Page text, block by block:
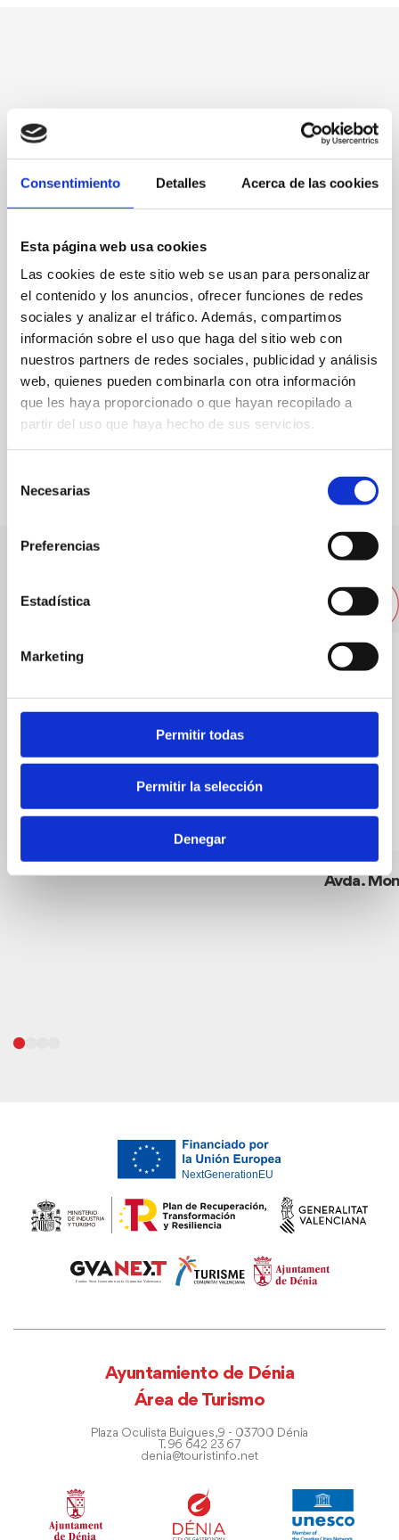
Consentimiento Detalles Acerca de las cookies
Esta página web usa cookies
Las cookies de este sitio web se usan para personalizar
el contenido y los anuncios, ofrecer funciones de redes
sociales y analizar el tráfico. Además, compartimos
información sobre el uso que haga del sitio web con
nuestros partners de redes sociales, publicidad y análisis
web, quienes pueden combinarla con otra información
que les haya proporcionado o que hayan recopilado a
partir del uso que haya hecho de sus servicios.
Necesarias
Preferencias
Estadística
Marketing
Permitir todas
Permitir la selección
Denegar
FAVORITOS
C/ Temple de Sant Telm 16 (03700 Dénia)
Web
Art Boutique H***Chamarel
Avda.
Ayuntamiento de Dénia
Área de Turismo
Plaza Oculista Buigues, 9 - 03700 Dénia
T. 96 642 23 67
denia@touristinfo.net